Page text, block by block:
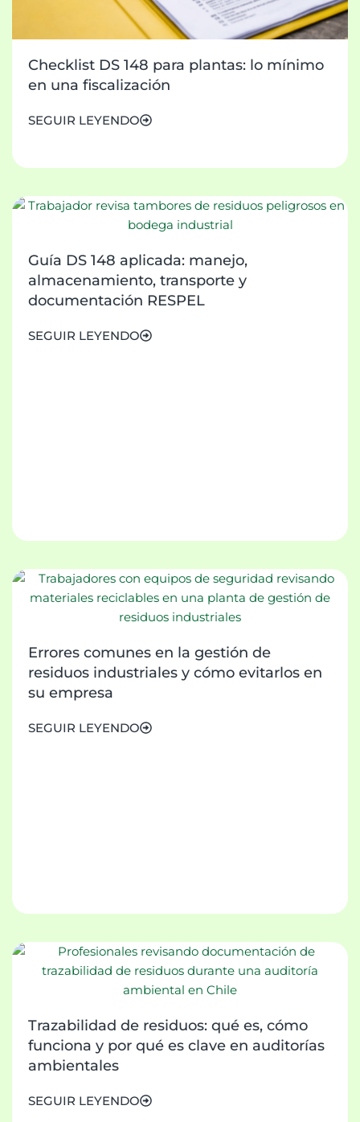
Checklist DS 148 para plantas: lo mínimo
en una fiscalización
SEGUIR LEYENDO
Guía DS 148 aplicada: manejo,
almacenamiento, transporte y
documentación RESPEL
SEGUIR LEYENDO
Errores comunes en la gestión de
residuos industriales y cómo evitarlos en
su empresa
SEGUIR LEYENDO
Trazabilidad de residuos: qué es, cómo
funciona y por qué es clave en auditorías
ambientales
SEGUIR LEYENDO